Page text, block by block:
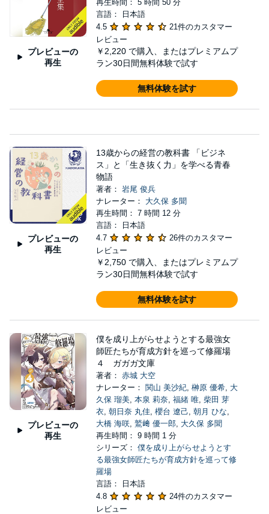
プレビューの
再生
再生時間： 5 時間 50 分
言語： 日本語
4.5
21件のカスタマー
レビュー
￥2,220 で購入、またはプレミアムプ
ラン30日間無料体験で試す
無料体験を試す
プレビューの
再生
13歳からの経営の教科書 「ビジネ
ス」と「生き抜く力」を学べる青春
物語
著者： 岩尾 俊兵
ナレーター： 大久保 多聞
再生時間： 7 時間 12 分
言語： 日本語
4.7
26件のカスタマー
レビュー
￥2,750 で購入、またはプレミアムプ
ラン30日間無料体験で試す
無料体験を試す
プレビューの
再生
僕を成り上がらせようとする最強女
師匠たちが育成方針を巡って修羅場
４ ガガガ文庫
著者： 赤城 大空
ナレーター： 関山 美沙紀, 榊原 優希, 大
久保 瑠美, 本泉 莉奈, 福緒 唯, 柴田 芽
衣, 朝日奈 丸佳, 櫻台 遼己, 朝月 ひな,
大橋 海咲, 鷲﨑 優一郎, 大久保 多聞
再生時間： 9 時間 1 分
シリーズ： 僕を成り上がらせようとす
る最強女師匠たちが育成方針を巡って修
羅場
言語： 日本語
4.8
24件のカスタマー
レビュー